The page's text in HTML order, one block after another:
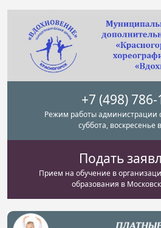
+7 (498)
Режим работы администрации
суббота, воскресенье
Подать
Прием на обучение в
образования в